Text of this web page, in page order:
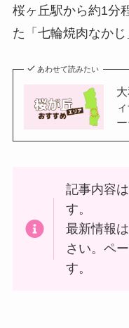
桜ヶ丘駅から約1分
た「七輪焼肉なかじ
あわせて読みたい
記事内容
す。
最新情報
さい。ペ
す。